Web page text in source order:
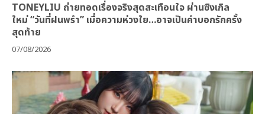
TONEYLIU ถ่ายทอดเรื่องจริงสุดสะเทือนใจ ผ่านซิงเกิล
ใหม่ “วันที่ฝนพรำ” เมื่อความห่วงใย…อาจเป็นคำบอกรักครั้ง
สุดท้าย
07/08/2026